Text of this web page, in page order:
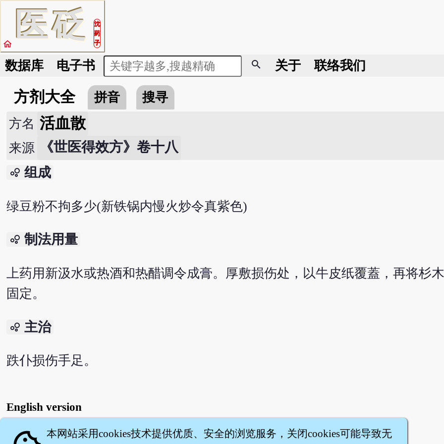
医砭
沈
药
子
home
数据库 电子书 search 关于 联络我们
方剂大全 拼音 搜寻
方名 活血散
来源 《世医得效方》卷十八
bubble_chart 组成
绿豆粉不拘多少(新铁锅内慢火炒令真紫色)
bubble_chart 制法用量
上药用新汲水或热酒和热醋调令成膏。厚敷损伤处，以牛皮纸覆蓋，再将杉
固定。
bubble_chart 主治
跌仆损伤手足。
English version
本网站采用cookies技术提供优质、安全的浏览服务，关闭cookies可能导致无